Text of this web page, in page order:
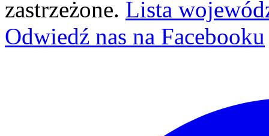
zastrzeżone. Lista
Odwiedź nas na Facebooku